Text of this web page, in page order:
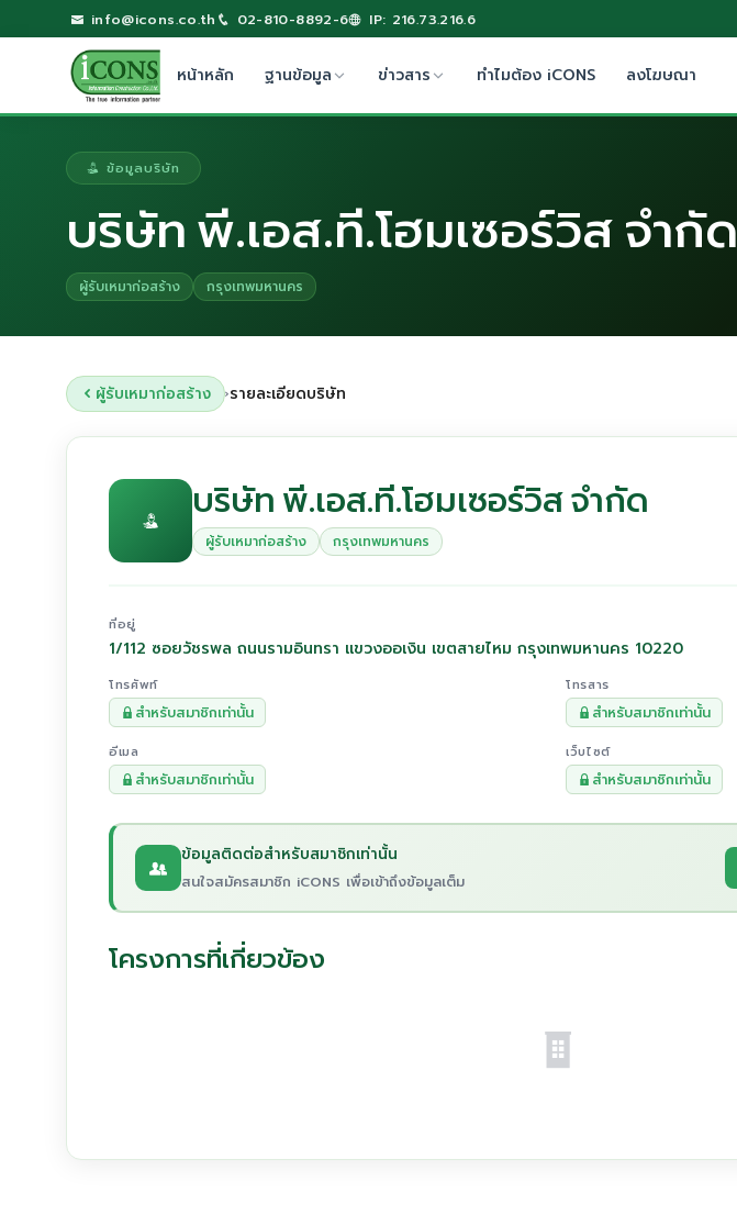
info@icons.co.th 02-810-8892-6 IP: 216.73.216.6
หน้าหลัก ฐานข้อมูล ข่าวสาร ทำไมต้อง iCONS ลงโฆษณา
ข้อมูลบริษัท
บริษัท พี.เอส.ที.โฮมเซอร์วิส จำกัด
ผู้รับเหมาก่อสร้าง กรุงเทพมหานคร
ผู้รับเหมาก่อสร้าง ›รายละเอียดบริษัท
บริษัท พี.เอส.ที.โฮมเซอร์วิส จำกัด
ผู้รับเหมาก่อสร้าง กรุงเทพมหานคร
ที่อยู่
1/112 ซอยวัชรพล ถนนรามอินทรา แขวงออเงิน เขตสายไหม กรุงเทพมหานคร 10220
โทรศัพท์
สำหรับสมาชิกเท่านั้น
โทรสาร
สำหรับสมาชิกเท่านั้น
อีเมล
สำหรับสมาชิกเท่านั้น
เว็บไซต์
สำหรับสมาชิกเท่านั้น
ข้อมูลติดต่อสำหรับสมาชิกเท่านั้น
สนใจสมัครสมาชิก iCONS เพื่อเข้าถึงข้อมูลเต็ม
โครงการที่เกี่ยวข้อง